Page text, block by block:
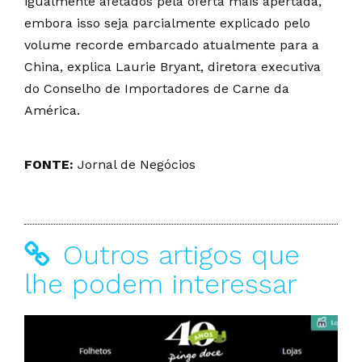
embora isso seja parcialmente explicado pelo
volume recorde embarcado atualmente para a
China, explica Laurie Bryant, diretora executiva
do Conselho de Importadores de Carne da
América.
FONTE: Jornal de Negócios
Outros artigos que
lhe podem interessar